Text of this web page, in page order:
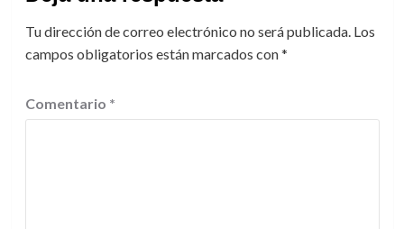
Tu dirección de correo electrónico no será publicada. Los
campos obligatorios están marcados con*
Comentario *